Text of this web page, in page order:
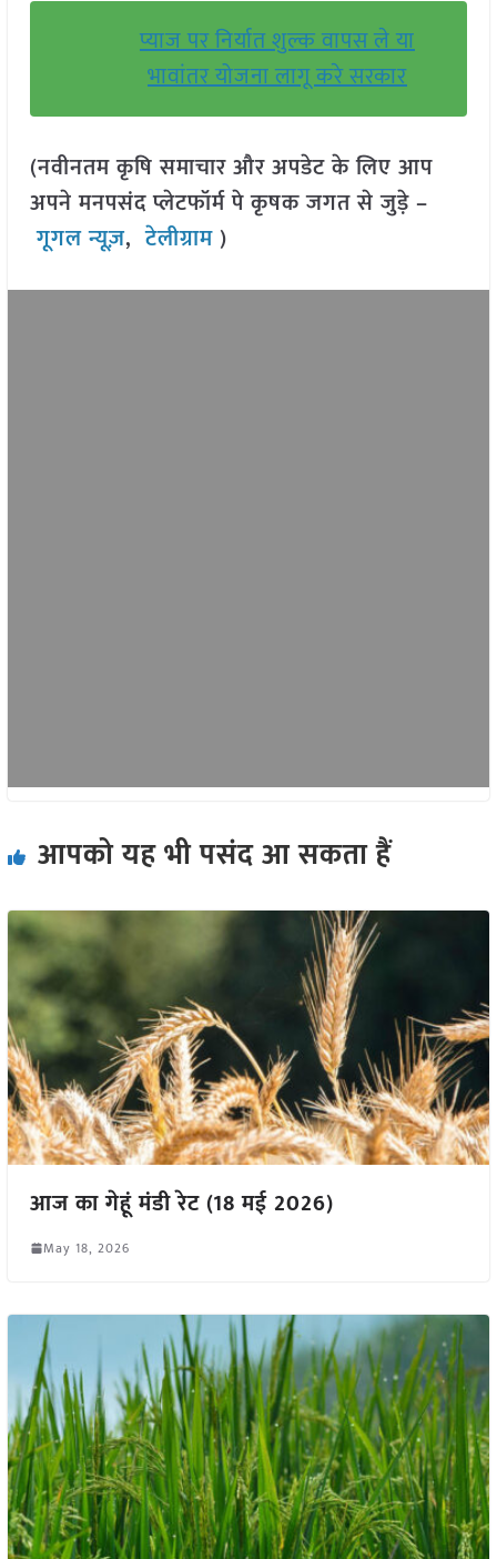
प्याज पर निर्यात शुल्क वापस ले या
भावांतर योजना लागू करे सरकार
(नवीनतम कृषि समाचार और अपडेट के लिए आप
अपने मनपसंद प्लेटफॉर्म पे कृषक जगत से जुड़े –
गूगल न्यूज़,टेलीग्राम )
आपको यह भी पसंद आ सकता हैं
आज का गेहूं मंडी रेट (18 मई 2026)
May 18, 2026